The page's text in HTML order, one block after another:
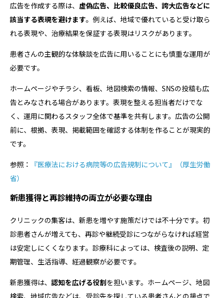
広告を作成する際は、 虚偽広告、比較優良広告、誇大広告などに
該当する表現を避けます。例えば、地域で優れていると受け取ら
れる表現や、治療結果を保証する表現はリスクがあります。
患者さんの主観的な体験談を広告に用いることにも慎重な運用が
必要です。
ホームページやチラシ、看板、地図検索の情報、SNSの投稿も広
告とみなされる場合があります。表現を整える担当者だけでな
く、運用に関わるスタッフ全体で基準を共有します。広告の公開
前に、根拠、表現、掲載範囲を確認する体制を作ることが現実的
です。
参照：
『医療法における病院等の広告規制について』（厚生労働
省）
新患獲得と再診維持の両立が必要な理由
クリニックの集客は、新患を増やす施策だけでは不十分です。初
診患者さんが増えても、再診や継続受診につながらなければ経営
は安定しにくくなります。診療科によっては、検査後の説明、定
期管理、生活指導、経過観察が必要です。
新患獲得は、 認知を広げる役割を担います。ホームページ、地図
検索、地域広告などは、受診先を探している患者さんとの接点で